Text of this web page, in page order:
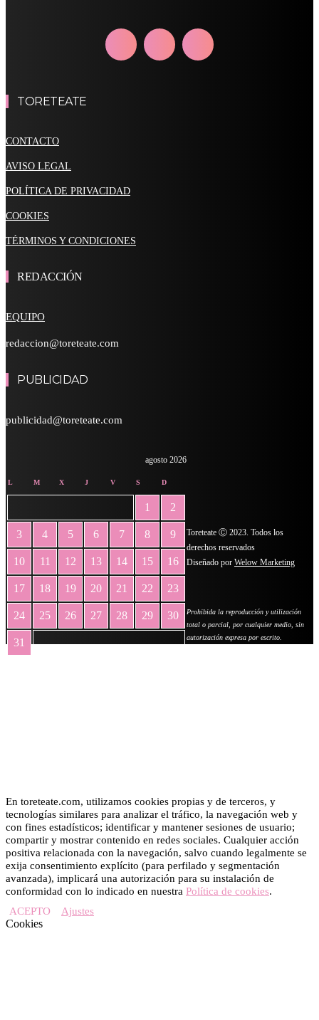
TORETEATE
CONTACTO
AVISO LEGAL
POLÍTICA DE PRIVACIDAD
COOKIES
TÉRMINOS Y CONDICIONES
REDACCIÓN
EQUIPO
redaccion@toreteate.com
PUBLICIDAD
publicidad@toreteate.com
agosto 2026
L M X J V S D
1 2
3 4 5 6 7 8 9
10 11 12 13 14 15 16
17 18 19 20 21 22 23
24 25 26 27 28 29 30
31
Toreteate Ⓒ 2023. Todos los
derechos reservados
Diseñado por Welow Marketing
Prohibida la reproducción y utilización
total o parcial, por cualquier medio, sin
autorización expresa por escrito.
En toreteate.com, utilizamos cookies propias y de terceros, y
tecnologías similares para analizar el tráfico, la navegación web y
con fines estadísticos; identificar y mantener sesiones de usuario;
compartir y mostrar contenido en redes sociales. Cualquier acción
positiva relacionada con la navegación, salvo cuando legalmente se
exija consentimiento explícito (para perfilado y segmentación
avanzada), implicará una autorización para su instalación de
conformidad con lo indicado en nuestra Política de cookies.
ACEPTO
Ajustes
Cookies